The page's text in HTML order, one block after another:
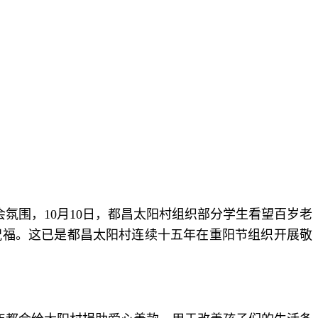
围，10月10日，都昌太阳村组织部分学生看望百岁老
。这已是都昌太阳村连续十五年在重阳节组织开展敬